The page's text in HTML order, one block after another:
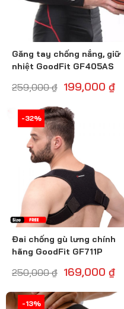
Găng tay chống nắng, giữ
nhiệt GoodFit GF405AS
259,000₫ 199,000 ₫
-33%
Đai chống gù lưng chính
hãng GoodFit GF711P
250,000₫ 169,000 ₫
-32%
-14%
-13%